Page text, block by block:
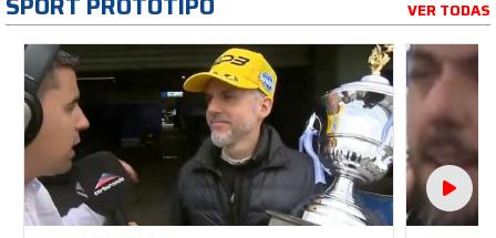
VER TODAS